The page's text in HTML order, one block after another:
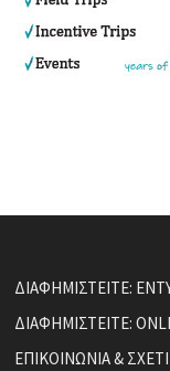
ΔΙΑΦΗΜΙΣΤΕΙΤΕ:
ΔΙΑΦΗΜΙΣΤΕΙΤΕ:
ΕΠΙΚΟΙΝΩΝΙΑ &